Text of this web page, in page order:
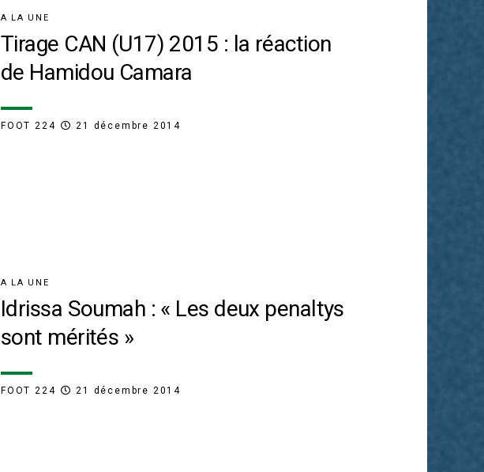
A LA UNE
Tirage CAN (U17) 2015 : la réaction
de Hamidou Camara
FOOT 224 21 décembre 2014
A LA UNE
Idrissa Soumah : « Les deux penaltys
sont mérités »
FOOT 224 21 décembre 2014